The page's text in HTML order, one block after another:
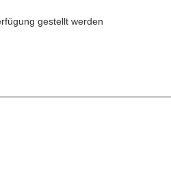
gestellt werden